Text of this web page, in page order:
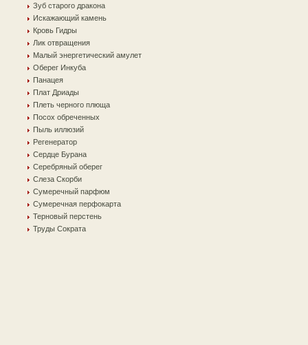
Зуб старого дракона
Искажающий камень
Кровь Гидры
Лик отвращения
Малый энергетический амулет
Оберег Инкуба
Панацея
Плат Дриады
Плеть черного плюща
Посох обреченных
Пыль иллюзий
Регенератор
Сердце Бурана
Серебряный оберег
Слеза Скорби
Сумеречный парфюм
Сумеречная перфокарта
Терновый перстень
Труды Сократа